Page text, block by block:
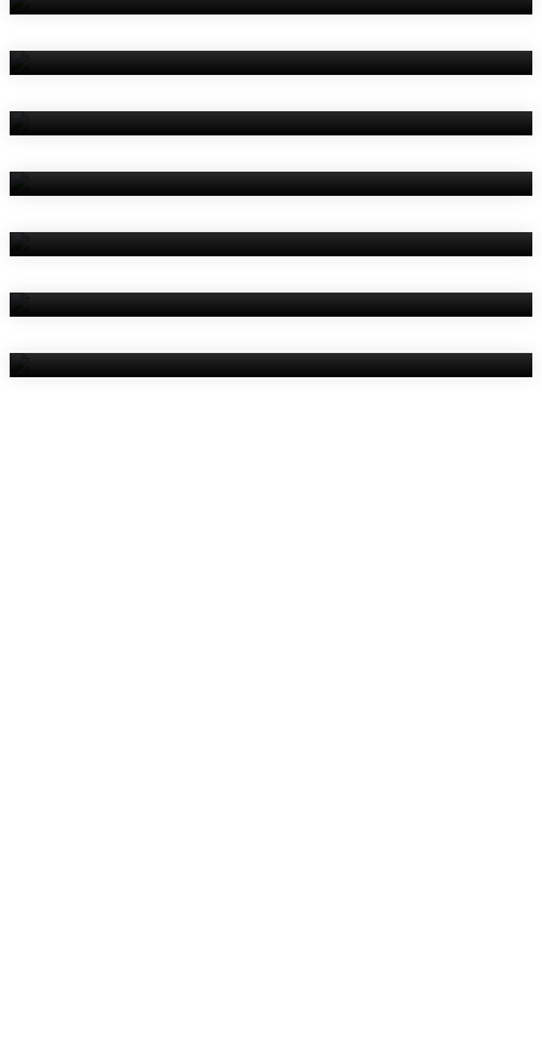
Amenities
Reviews
Contact Us
Things To Do
Location
Gallery